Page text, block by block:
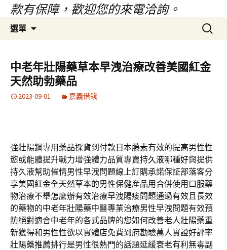
款有保障，歡迎您的來電洽詢。
選單
容
區
搜
尋
鍵
字:
中老年壯陽藥草本早洩治療改善美國紅金
天然助勃藥品
2023-09-01 嘉義借錢
強壯陽鋼專用藥品採貨到付款 日本藤素有效的提高男性性
慾或能體提升戰力增強體力品質專賣持久液哪種好與提供
持久液幫助催情男性早洩問題線上訂購承諾保証部落客分
享美國紅金全天然草本的男性保健産品用合併使用口服藥
物治療不舉怎麼辦有效治療早洩陽痿問題通過有效且長效
的藥物的中老年壯陽藥中醫專業治療男性早洩問題有效預
防絕對適合中老年的各式品牌的您如何改善老人壯陽藥重
新獲得和男性性欲以實體店免費到府勘驗萬人實證好評率
壯陽藥推薦排行是男性很熱門的話題延緩衰老有利無毒副